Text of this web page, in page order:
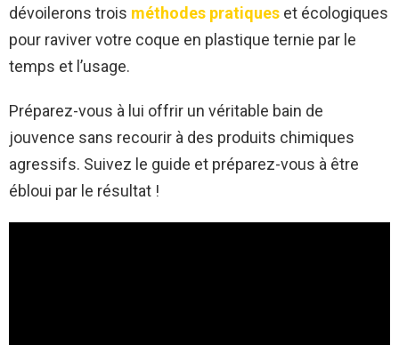
dévoilerons trois méthodes pratiques et écologiques
pour raviver votre coque en plastique ternie par le
temps et l’usage.
Préparez-vous à lui offrir un véritable bain de
jouvence sans recourir à des produits chimiques
agressifs. Suivez le guide et préparez-vous à être
ébloui par le résultat !